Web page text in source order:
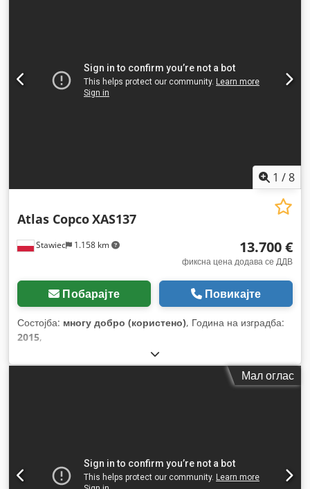
1 /8
Stawiec 1.158 km
Atlas CopcoXAS137
13.700 €
фиксна цена додава се ДДВ
Побарајте Повикајте
Состојба: многу добро (користено), Година на изградба:
2015,
Мал оглас